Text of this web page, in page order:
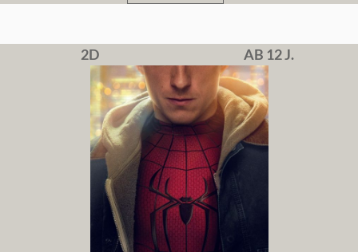
2D AB 12 J.